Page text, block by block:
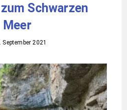
Schwarzen
Meer
September 2021